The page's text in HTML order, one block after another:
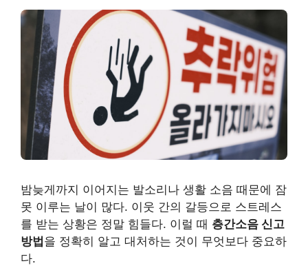
밤늦게까지 이어지는 발소리나 생활 소음 때문에 잠
못 이루는 날이 많다. 이웃 간의 갈등으로 스트레스
를 받는 상황은 정말 힘들다. 이럴 때 층간소음 신고
방법 을 정확히 알고 대처하는 것이 무엇보다 중요하
다.